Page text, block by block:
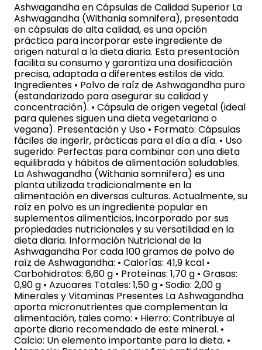
Ashwagandha en Cápsulas de Calidad Superior La
Ashwagandha (Withania somnifera), presentada
en cápsulas de alta calidad, es una opción
práctica para incorporar este ingrediente de
origen natural a la dieta diaria. Esta presentación
facilita su consumo y garantiza una dosificación
precisa, adaptada a diferentes estilos de vida.
Ingredientes • Polvo de raíz de Ashwagandha puro
(estandarizado para asegurar su calidad y
concentración). • Cápsula de origen vegetal (ideal
para quienes siguen una dieta vegetariana o
vegana). Presentación y Uso • Formato: Cápsulas
fáciles de ingerir, prácticas para el día a día. • Uso
sugerido: Perfectas para combinar con una dieta
equilibrada y hábitos de alimentación saludables.
La Ashwagandha (Withania somnifera) es una
planta utilizada tradicionalmente en la
alimentación en diversas culturas. Actualmente, su
raíz en polvo es un ingrediente popular en
suplementos alimenticios, incorporado por sus
propiedades nutricionales y su versatilidad en la
dieta diaria. Información Nutricional de la
Ashwagandha Por cada 100 gramos de polvo de
raíz de Ashwagandha: • Calorías: 41,9 kcal •
Carbohidratos: 6,60 g • Proteínas: 1,70 g • Grasas:
0,90 g • Azucares Totales: 1,50 g • Sodio: 2,00 g
Minerales y Vitaminas Presentes La Ashwagandha
aporta micronutrientes que complementan la
alimentación, tales como: • Hierro: Contribuye al
aporte diario recomendado de este mineral. •
Calcio: Un elemento importante para la dieta. •